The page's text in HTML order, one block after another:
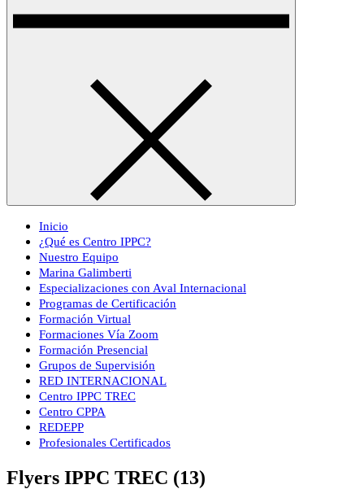
Inicio
¿Qué es Centro IPPC?
Nuestro Equipo
Marina Galimberti
Especializaciones con Aval Internacional
Programas de Certificación
Formación Virtual
Formaciones Vía Zoom
Formación Presencial
Grupos de Supervisión
RED INTERNACIONAL
Centro IPPC TREC
Centro CPPA
REDEPP
Profesionales Certificados
Flyers IPPC TREC (13)